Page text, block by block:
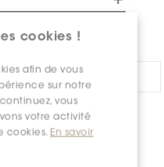
cookies !
afin de vous
sur notre
vous
votre activité
cookies. En savoir